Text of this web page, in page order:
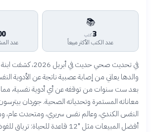
📚
3كتب
عدد الكتب الأكثر مبيعاً عدد
في تحديث صحي حديث في
والدها يعاني من إصابة عصبية ناتجة عن الأدوية
بعد ست سنوات من توقفه عن أي أدوية نفسية،
معاناته المستمرة وتحدياته الصحية. جوردان
النفس الكندي، وعالم نفس سريري، ومتحدث
أفضل المبيعات مثل "12 قاعدة